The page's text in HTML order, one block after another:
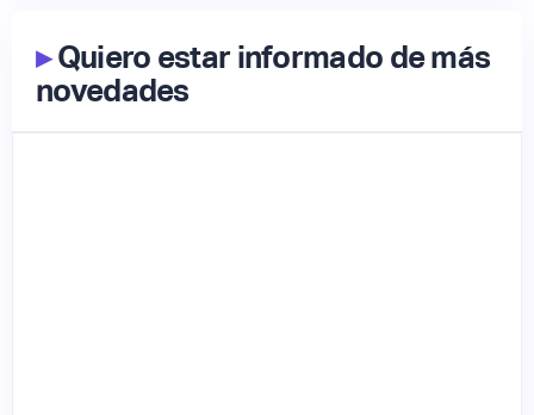
▸Quiero estar informado de más
novedades